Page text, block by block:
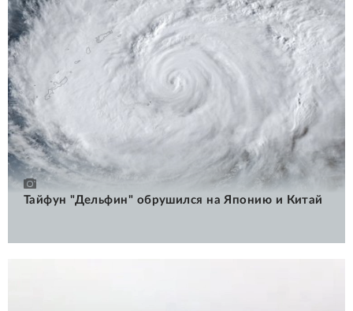
Тайфун "Дельфин" обрушился на Японию и Китай